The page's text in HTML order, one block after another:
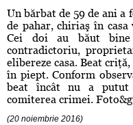
Un bărbat de 59 de ani a
de pahar, chiriaş în
Cei doi au băut
contradictoriu,
elibereze casa. Beat
în piept. Conform
beat încât nu a putut
comiterea crimei.
(20 noiembrie 2016)